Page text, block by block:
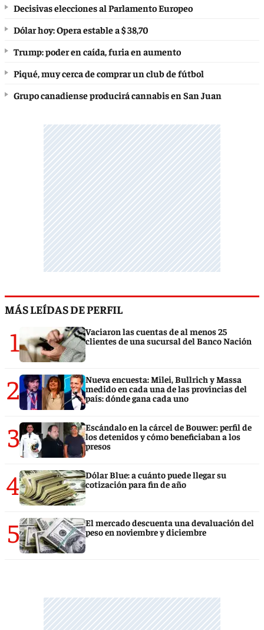
Decisivas elecciones al Parlamento Europeo
Dólar hoy: Opera estable a $ 38,70
Trump: poder en caída, furia en aumento
Piqué, muy cerca de comprar un club de fútbol
Grupo canadiense producirá cannabis en San Juan
MÁS LEÍDAS DE PERFIL
1
Vaciaron las cuentas de al menos 25
clientes de una sucursal del Banco Nación
2
Nueva encuesta: Milei, Bullrich y Massa
medido en cada una de las provincias del
país: dónde gana cada uno
3
Escándalo en la cárcel de Bouwer: perfil de
los detenidos y cómo beneficiaban a los
presos
4
Dólar Blue: a cuánto puede llegar su
cotización para fin de año
5
El mercado descuenta una devaluación del
peso en noviembre y diciembre